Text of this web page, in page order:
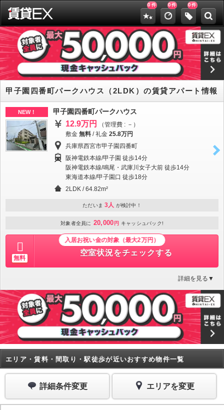
0 件 0件 0件
甲子園四番町パークハウス（2LDK）の賃貸アパート情報
NEW！ 甲子園四番町パークハウス
12.9万円
（管理費 : －）
敷金 無料 /礼金 25.8万円
兵庫県西宮市甲子園四番町
阪神電鉄本線/甲子園 徒歩14分
阪神電鉄本線/鳴尾・武庫川女子大前 徒歩14分
東海道本線/甲子園口 徒歩18分
2LDK / 64.82m²
ただいま 3人 が検討中！
対象者全員に 20,000 円 キャッシュバック!
無料
入居お祝い金の対象（最大2万円）
空室状況をチェックする
詳細を見る▼
エリア・賃料・間取り・駅徒歩が近いおすすめ物件一覧
詳細条件変更 エリアを変更